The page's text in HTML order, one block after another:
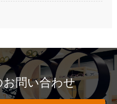
問い合わせ